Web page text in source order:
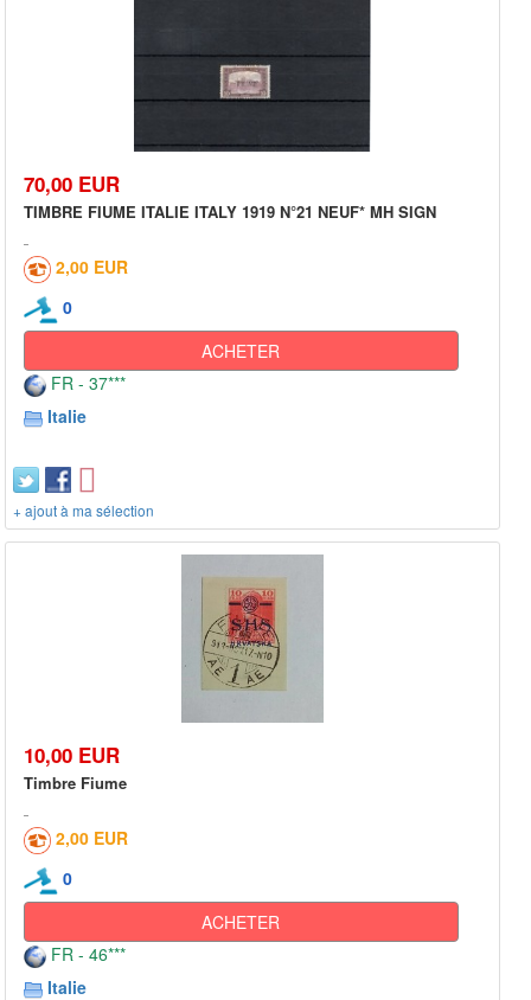
70,00 EUR
TIMBRE FIUME ITALIE ITALY 1919 N°21 NEUF* MH SIGN
2,00 EUR
0
ACHETER
FR - 37***
Italie
+ ajout à ma sélection
10,00 EUR
Timbre Fiume
2,00 EUR
0
ACHETER
FR - 46***
Italie